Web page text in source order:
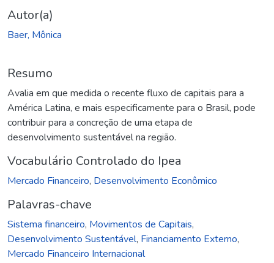
Autor(a)
Baer, Mônica
Resumo
Avalia em que medida o recente fluxo de capitais para a
América Latina, e mais especificamente para o Brasil, pode
contribuir para a concreção de uma etapa de
desenvolvimento sustentável na região.
Vocabulário Controlado do Ipea
Mercado Financeiro, Desenvolvimento Econômico
Palavras-chave
Sistema financeiro, Movimentos de Capitais,
Desenvolvimento Sustentável, Financiamento Externo,
Mercado Financeiro Internacional